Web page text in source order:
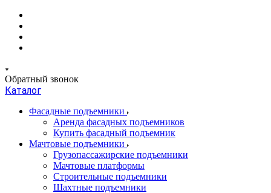
Обратный звонок
Каталог
Фасадные подъемники
Аренда фасадных подъемников
Купить фасадный подъемник
Мачтовые подъемники
Грузопассажирские подъемники
Мачтовые платформы
Строительные подъемники
Шахтные подъемники